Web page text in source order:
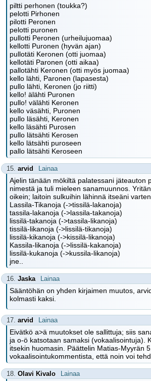
piltti perhonen (toukka?)
pelotti Pirhonen
pilotti Peronen
pelotti puronen
pullotti Peronen (urheilujuomaa)
kellotti Puronen (hyvän ajan)
pullotäti Keronen (otti juomaa)
kellotäti Paronen (otti aikaa)
pallotähti Keronen (otti myös juomaa)
kello lähti, Paronen (lapasesta)
pullo lähti, Keronen (jo riitti)
kello! älähti Puronen
pullo! välähti Keronen
kello väsähti, Puronen
pullo läsähti, Keronen
kello läsähti Purosen
pullo lätsähti Kerosen
kello lätsähti puroseen
pallo lätsähti Keroseen
15. arvid Lainaa
Ajelin tänään mökiltä palatessani jäteauton
nimestä ja tuli mieleen sanamuunnos.
oikein; laitoin sulkuihin lähinnä itseäni
Lassila-Tikanoja (->tissilä-lakanoja)
tassila-lakanoja (->lassila-takanoja)
lissilä-takanoja (->tassila-likanoja)
tissilä-likanoja (->lissilä-tikanoja)
lissilä-kikanoja (->kissilä-likanoja)
Kassila-likanoja (->lissilä-kakanoja)
lissilä-kukanoja (->kussila-likanoja)
jne..
16. Jaska Lainaa
Sääntöhän on yhden kirjaimen muutos,
kolmasti kaksi.
17. arvid Lainaa
Eivätkö a>ä muutokset ole sallittuja; siis
ja o-ö katsotaan samaksi (vokaalisointuja).
itsekin huomasin. Päättelin Matias-Myyrän
vokaalisointukommentista, että noin voi
18. Olavi Kivalo Lainaa